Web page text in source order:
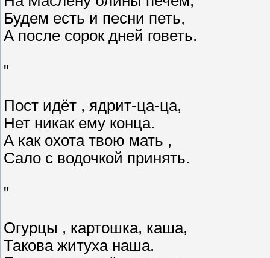
Будем есть и песни петь,
А после сорок дней говеть.
"
Пост идёт , ядрит-ца-ца,
Нет никак ему конца.
А как охота твою мать ,
Сало с водочкой принять.
"
Огурцы , картошка, каша,
Такова житуха наша.